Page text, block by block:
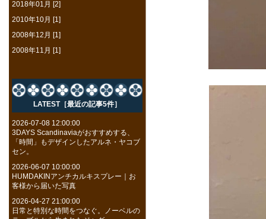
2018年01月 [2]
2010年10月 [1]
2008年12月 [1]
2008年11月 [1]
LATEST［最近の記事5件］
2026-07-08 12:00:00
3DAYS Scandinaviaがおすすめする、
「時間」もデザインしたアルネ・ヤコブ
セン。
2026-06-07 10:00:00
HUMDAKINアンチカルキスプレー｜お
客様から届いた写真
2026-04-27 21:00:00
日常と特別な時間をつなぐ。ノーベルの